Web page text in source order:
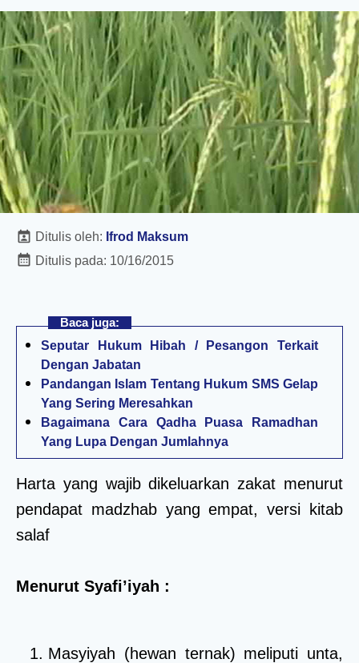
Ditulis oleh: Ifrod Maksum
Ditulis pada: 10/16/2015
Baca juga:
Seputar Hukum Hibah / Pesangon Terkait
Dengan Jabatan
Pandangan Islam Tentang Hukum SMS Gelap
Yang Sering Meresahkan
Bagaimana Cara Qadha Puasa Ramadhan
Yang Lupa Dengan Jumlahnya
Harta yang wajib dikeluarkan zakat menurut
pendapat madzhab yang empat, versi kitab
salaf
Menurut Syafi’iyah :
Masyiyah (hewan ternak) meliputi unta,